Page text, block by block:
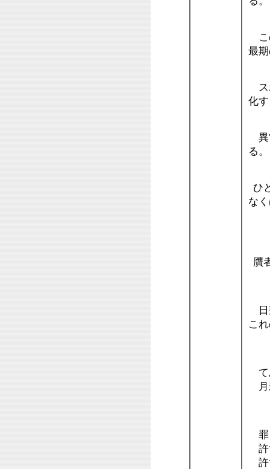
こ
最
ス
化
異
る。
ひ
な
贋
日
こ
て
月
罪
許
許